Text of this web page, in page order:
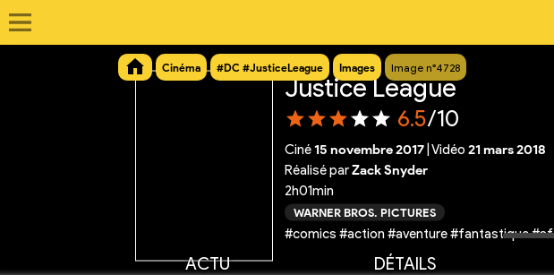
Cinéma #DC #JusticeLeague Images Image n°4728
Justice League
6.5/10
Ciné15 novembre 2017 Vidéo 21 mars 2018
Réalisé parZack Snyder
2h01min
WARNER BROS. PICTURES
#comics #action #aventure #fantastique #sf
ACTU DÉTAILS